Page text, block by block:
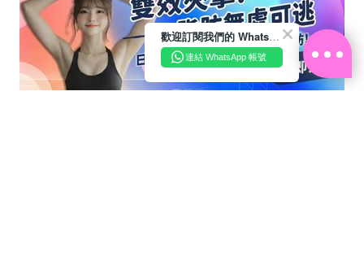
歡迎訂閱我們的 WhatsApp Business 帳號
連結 WhatsApp 帳號